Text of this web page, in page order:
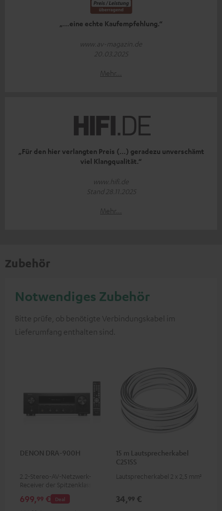
„…eine echte Kaufempfehlung.“
www.av-magazin.de
20.03.2025
Mehr...
„Für den hier verlangten Preis (…) geradezu unverschämt
viel Klangqualität.“
www.hifi.de
Stand 28.11.2025
Mehr...
Zubehör
Notwendiges Zubehör
Bitte prüfe, ob benötigte Verbindungskabel im
Lieferumfang enthalten sind.
DENON DRA-900H
2.2-Stereo-AV-Netzwerk-
Receiver der Spitzenklasse mit
145 Watt pro Kanal an 6 Ohm,
USB-Playback sowie weitere
Deal
699,99 €
15 m Lautsprecherkabel
C2515S
Lautsprecherkabel 2 x 2,5 mm²
34,99 €